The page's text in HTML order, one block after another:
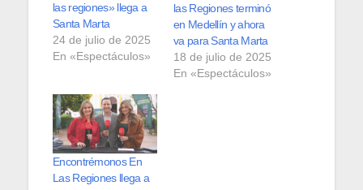
las regiones» llega a
Santa Marta
24 de julio de 2025
En «Espectáculos»
las Regiones terminó
en Medellín y ahora
va para Santa Marta
18 de julio de 2025
En «Espectáculos»
Encontrémonos En
Las Regiones llega a